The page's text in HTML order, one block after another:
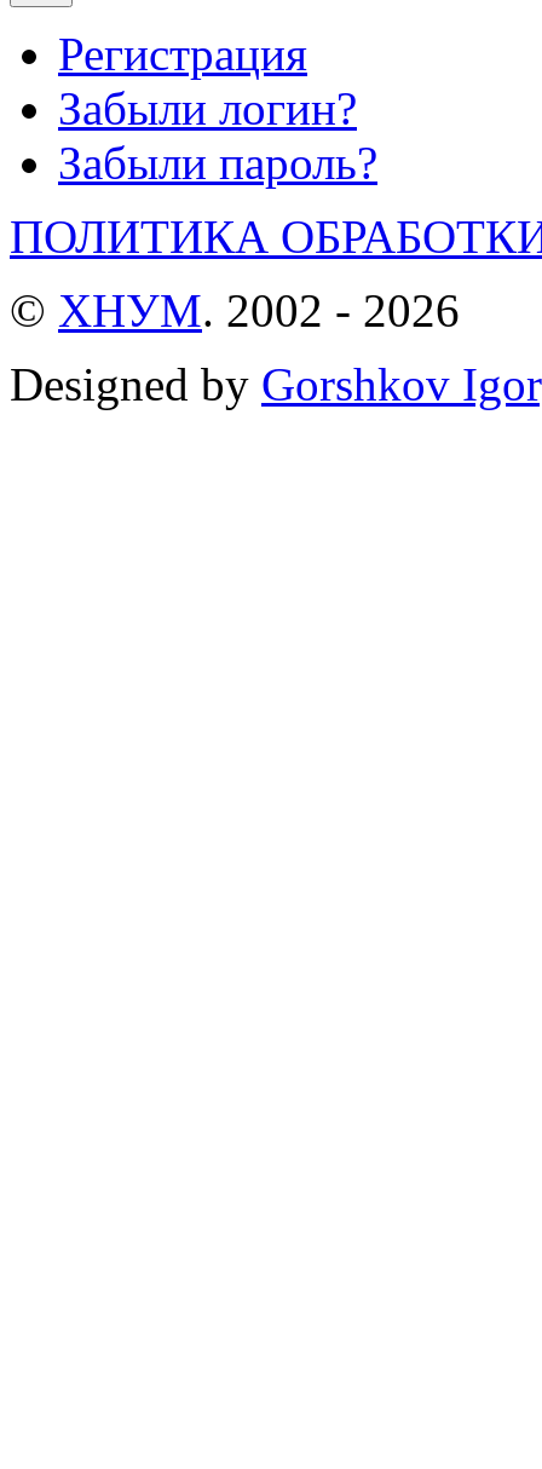
Регистрация
Забыли логин?
Забыли пароль?
ПОЛИТИКА
© ХНУМ. 2002 - 2026
Designed by Gorshkov Igor